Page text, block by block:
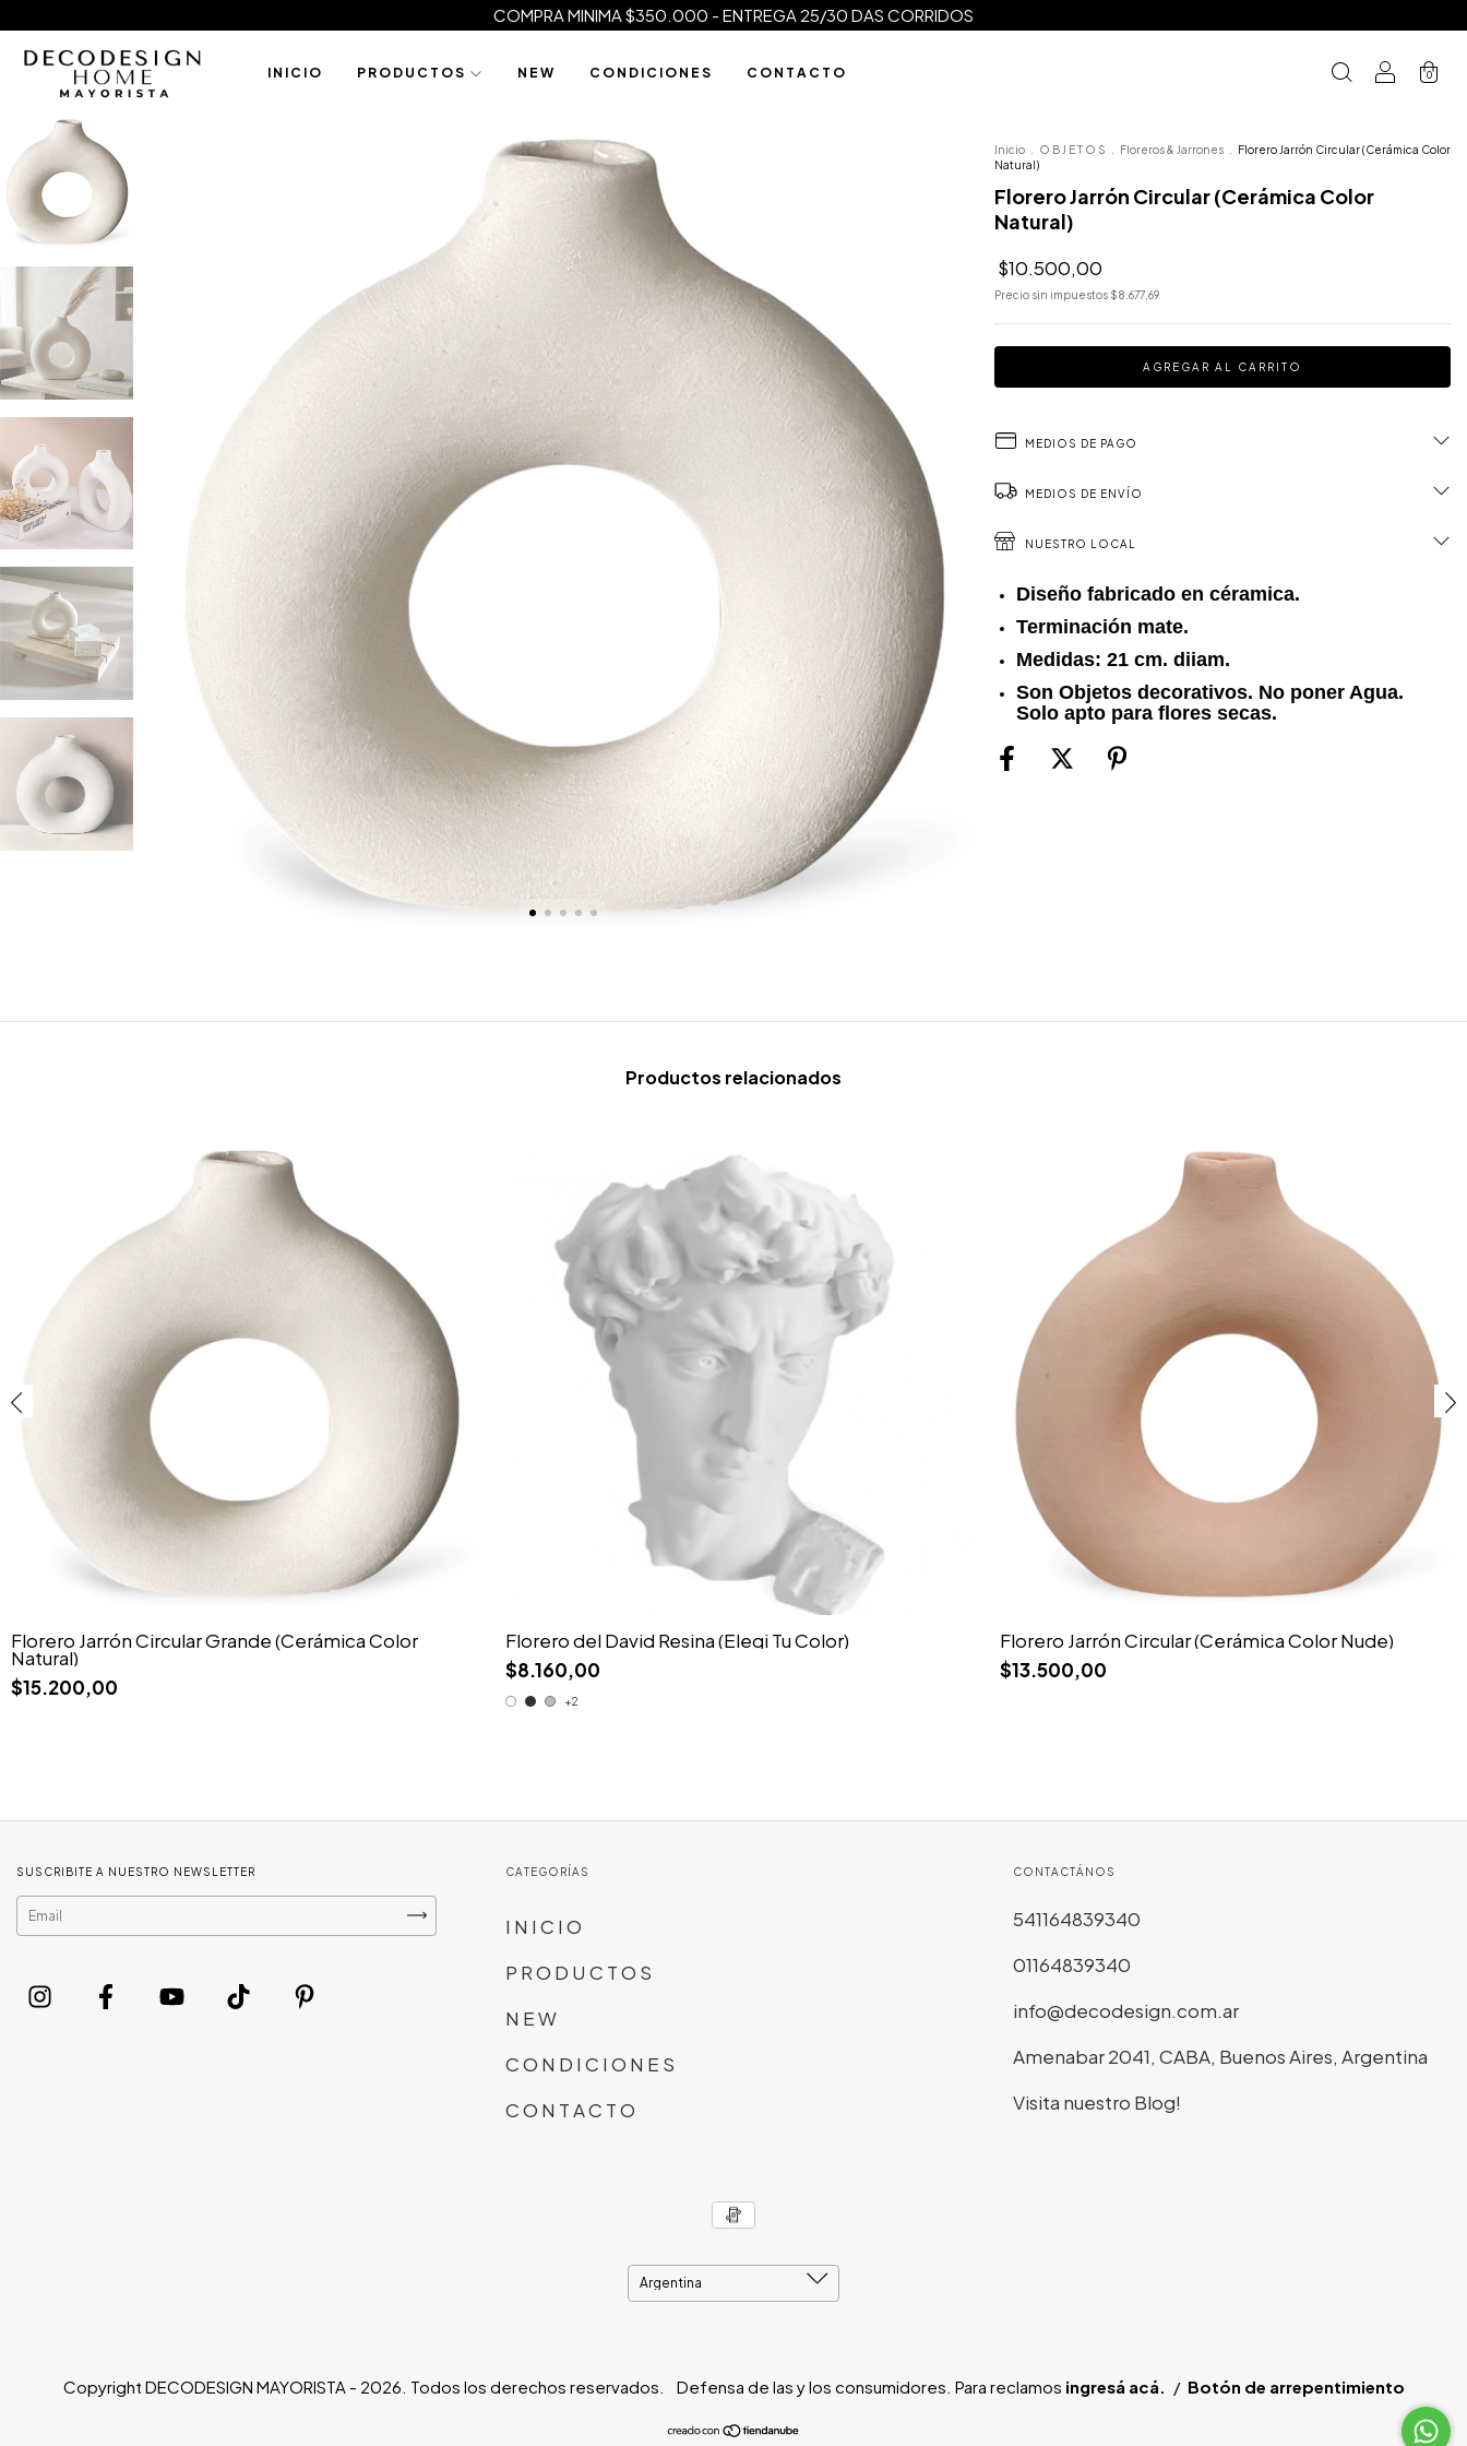
COMPRA MINIMA $350.000 - ENTREGA 25/30 DAS CORRIDOS
I N I C I O P R O D U C T O S N E W C O N D I C I O N E S C O N T A C T O 0
Inicio O B J E T O S Floreros & Jarrones
Florero Jarrón Circular (Cerámica Color
Natural)
Florero Jarrón Circular (Cerámica Color
Natural)
$10.500,00
Precio sin impuestos $8.677,69
MEDIOS DE PAGO
MEDIOS DE ENVÍO
NUESTRO LOCAL
Diseño fabricado en céramica.
Terminación mate.
Medidas: 21 cm. diiam.
Son Objetos decorativos. No poner Agua.
Solo apto para flores secas.
Productos relacionados
Florero Jarrón Circular Grande (Cerámica Color
Natural)
$15.200,00
Florero del David Resina (Elegi Tu Color)
$8.160,00
+2
Florero Jarrón Circular (Cerámica Color Nude)
$13.500,00
SUSCRIBITE A NUESTRO NEWSLETTER CATEGORÍAS
I N I C I O
P R O D U C T O S
N E W
C O N D I C I O N E S
C O N T A C T O
CONTACTÁNOS
541164839340
01164839340
info@decodesign.com.ar
Amenabar 2041, CABA, Buenos Aires, Argentina
Visita nuestro Blog!
Copyright DECODESIGN MAYORISTA - 2026. Todos los derechos reservados. Defensa de las y los consumidores. Para reclamos ingresá acá. / Botón de arrepentimiento